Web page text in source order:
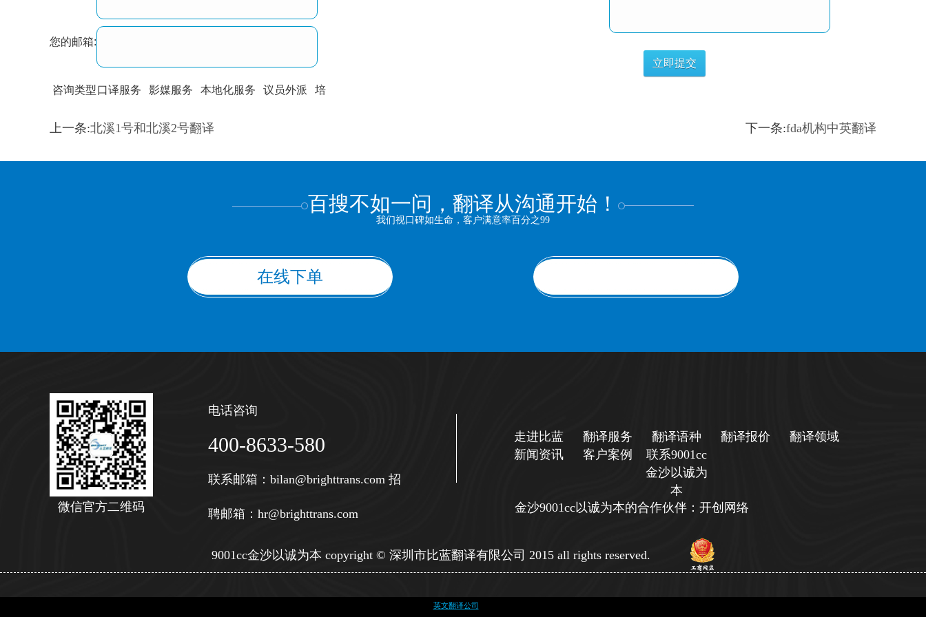
您的邮箱:
咨询类型口译服务 影媒服务 本地化服务 议员外派 培
训翻译 标准级 专业级
上一条:北溪1号和北溪2号翻译 下一条:fda机构中英翻译
百搜不如一问，翻译从沟通开始！
我们视口碑如生命，客户满意率百分之99
在线下单
微信官方二维码
电话咨询
400-8633-580
联系邮箱： bilan@brighttrans.com 招
聘邮箱： hr@brighttrans.com
走进比蓝 翻译服务 翻译语种 翻译报价
翻译领域
新闻资讯
客户案例
联系9001cc
金沙以诚为
本
金沙9001cc以诚为本的合作伙伴：开创网络
9001cc金沙以诚为本 copyright © 深圳市比蓝翻译有限公司 2015 all rights reserved.
英文翻译公司